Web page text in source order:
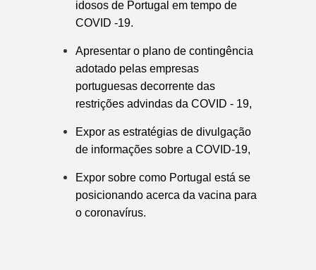
idosos de Portugal em tempo de
COVID -19.
Apresentar o plano de contingência
adotado pelas empresas
portuguesas decorrente das
restrições advindas da COVID - 19,
Expor as estratégias de divulgação
de informações sobre a COVID-19,
Expor sobre como Portugal está se
posicionando acerca da vacina para
o coronavírus.